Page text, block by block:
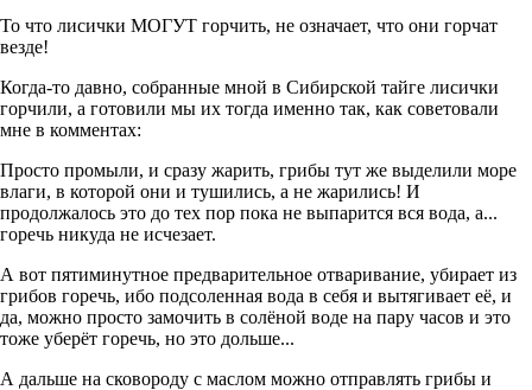
То что лисички МОГУТ горчить, не означает, что они горчат
везде!
Когда-то давно, собранные мной в Сибирской тайге лисички
горчили, а готовили мы их тогда именно так, как советовали
мне в комментах:
Просто промыли, и сразу жарить, грибы тут же выделили море
влаги, в которой они и тушились, а не жарились! И
продолжалось это до тех пор пока не выпарится вся вода, а...
горечь никуда не исчезает.
А вот пятиминутное предварительное отваривание, убирает из
грибов горечь, ибо подсоленная вода в себя и вытягивает её, и
да, можно просто замочить в солёной воде на пару часов и это
тоже уберёт горечь, но это дольше...
А дальше на сковороду с маслом можно отправлять грибы и